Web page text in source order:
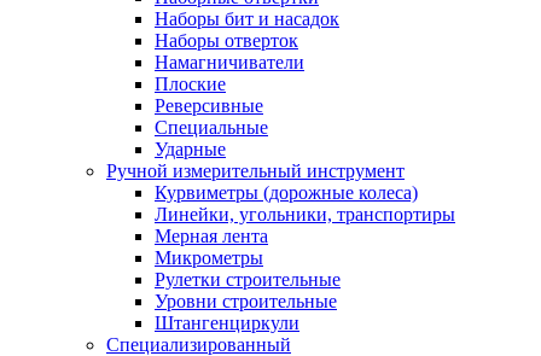
Наборы бит и насадок
Наборы отверток
Намагничиватели
Плоские
Реверсивные
Специальные
Ударные
Ручной измерительный инструмент
Курвиметры (дорожные колеса)
Линейки, угольники, транспортиры
Мерная лента
Микрометры
Рулетки строительные
Уровни строительные
Штангенциркули
Специализированный